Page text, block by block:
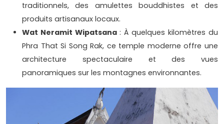
traditionnels, des amulettes bouddhistes et des
produits artisanaux locaux.
Wat Neramit Wipatsana : À quelques kilomètres du
Phra That Si Song Rak, ce temple moderne offre une
architecture spectaculaire et des vues
panoramiques sur les montagnes environnantes.